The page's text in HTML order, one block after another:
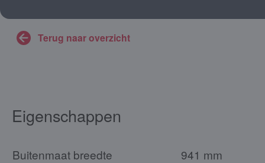
Terug naar overzicht
Eigenschappen
Buitenmaat breedte 941 mm